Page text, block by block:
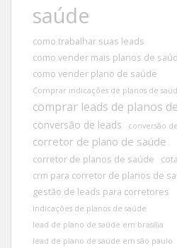
saúde
como trabalhar suas leads
como vender mais planos de
como vender plano de saúde
Comprar indicações de planos de
comprar leads de planos
conversão de leads conversão
corretor de plano de saúde
corretor de planos de saúde
crm para corretor de planos de
gestão de leads para corretores
Indicações de planos de saúde
lead de plano de saúde em brasília
lead de plano de saúde em são paulo